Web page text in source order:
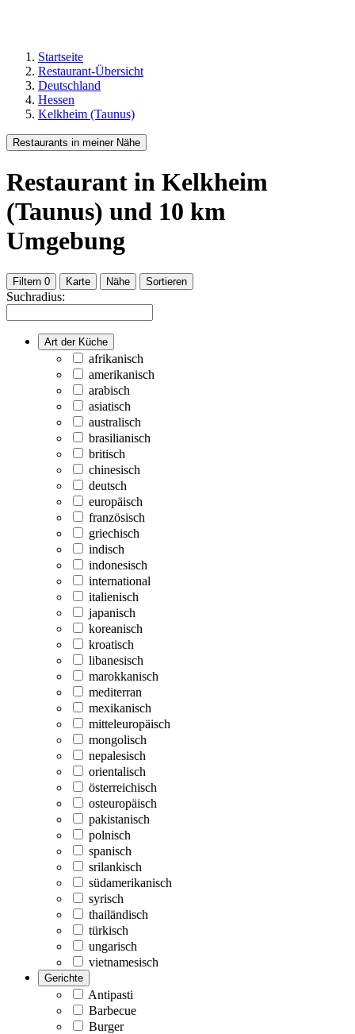
Startseite
Restaurant-Übersicht
Deutschland
Hessen
Kelkheim (Taunus)
Restaurants in meiner Nähe
Restaurant in Kelkheim
(Taunus) und 10 km
Umgebung
Filtern 0 Karte Nähe Sortieren
Suchradius:
Art der Küche
afrikanisch
amerikanisch
arabisch
asiatisch
australisch
brasilianisch
britisch
chinesisch
deutsch
europäisch
französisch
griechisch
indisch
indonesisch
international
italienisch
japanisch
koreanisch
kroatisch
libanesisch
marokkanisch
mediterran
mexikanisch
mitteleuropäisch
mongolisch
nepalesisch
orientalisch
österreichisch
osteuropäisch
pakistanisch
polnisch
spanisch
srilankisch
südamerikanisch
syrisch
thailändisch
türkisch
ungarisch
vietnamesisch
Gerichte
Antipasti
Barbecue
Burger